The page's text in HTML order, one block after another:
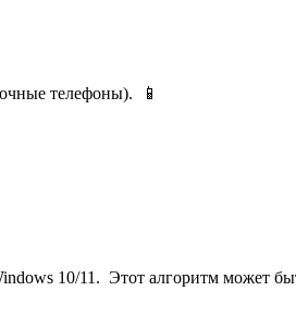
телефоны). 📱
10/11. Этот алгоритм может